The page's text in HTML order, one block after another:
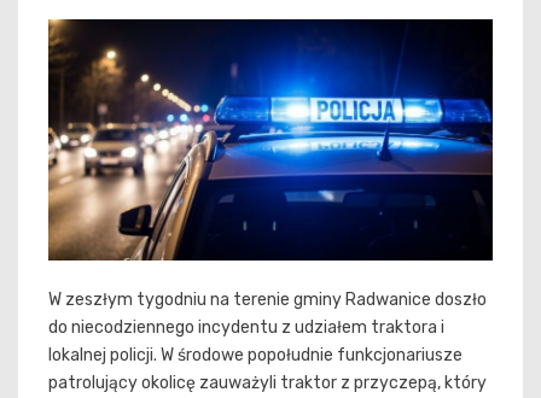
W zeszłym tygodniu na terenie gminy Radwanice doszło
do niecodziennego incydentu z udziałem traktora i
lokalnej policji. W środowe popołudnie funkcjonariusze
patrolujący okolicę zauważyli traktor z przyczepą, który